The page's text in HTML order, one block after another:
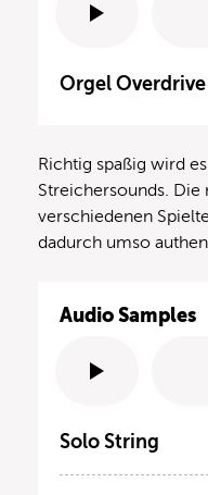
Orgel Overdrive
Richtig spaßig wird
Streichersounds.
verschiedenen
dadurch umso
Audio Samples
Solo String